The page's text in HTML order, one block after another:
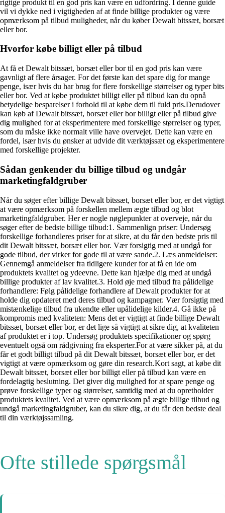
rigtige produkt til en god pris kan være en udfordring. I denne guide
vil vi dykke ned i vigtigheden af at finde billige produkter og være
opmærksom på tilbud muligheder, når du køber Dewalt bitssæt, borsæt
eller bor.
Hvorfor købe billigt eller på tilbud
At få et Dewalt bitssæt, borsæt eller bor til en god pris kan være
gavnligt af flere årsager. For det første kan det spare dig for mange
penge, især hvis du har brug for flere forskellige størrelser og typer bits
eller bor. Ved at købe produktet billigt eller på tilbud kan du opnå
betydelige besparelser i forhold til at købe dem til fuld pris.Derudover
kan køb af Dewalt bitssæt, borsæt eller bor billigt eller på tilbud give
dig mulighed for at eksperimentere med forskellige størrelser og typer,
som du måske ikke normalt ville have overvejet. Dette kan være en
fordel, især hvis du ønsker at udvide dit værktøjssæt og eksperimentere
med forskellige projekter.
Sådan genkender du billige tilbud og undgår
marketingfaldgruber
Når du søger efter billige Dewalt bitssæt, borsæt eller bor, er det vigtigt
at være opmærksom på forskellen mellem ægte tilbud og blot
marketingfaldgruber. Her er nogle nøglepunkter at overveje, når du
søger efter de bedste billige tilbud:1. Sammenlign priser: Undersøg
forskellige forhandleres priser for at sikre, at du får den bedste pris til
dit Dewalt bitssæt, borsæt eller bor. Vær forsigtig med at undgå for
gode tilbud, der virker for gode til at være sande.2. Læs anmeldelser:
Gennemgå anmeldelser fra tidligere kunder for at få en ide om
produktets kvalitet og ydeevne. Dette kan hjælpe dig med at undgå
billige produkter af lav kvalitet.3. Hold øje med tilbud fra pålidelige
forhandlere: Følg pålidelige forhandlere af Dewalt produkter for at
holde dig opdateret med deres tilbud og kampagner. Vær forsigtig med
mistænkelige tilbud fra ukendte eller upålidelige kilder.4. Gå ikke på
kompromis med kvaliteten: Mens det er vigtigt at finde billige Dewalt
bitssæt, borsæt eller bor, er det lige så vigtigt at sikre dig, at kvaliteten
af produktet er i top. Undersøg produktets specifikationer og spørg
eventuelt også om rådgivning fra eksperter.For at være sikker på, at du
får et godt billigt tilbud på dit Dewalt bitssæt, borsæt eller bor, er det
vigtigt at være opmærksom og gøre din research.Kort sagt, at købe dit
Dewalt bitssæt, borsæt eller bor billigt eller på tilbud kan være en
fordelagtig beslutning. Det giver dig mulighed for at spare penge og
prøve forskellige typer og størrelser, samtidig med at du opretholder
produktets kvalitet. Ved at være opmærksom på ægte billige tilbud og
undgå marketingfaldgruber, kan du sikre dig, at du får den bedste deal
til din værktøjssamling.
Ofte stillede spørgsmål